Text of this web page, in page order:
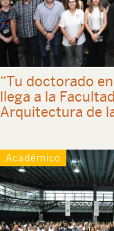
“Tu doctorado
llega a la
Arquitectura de
Académico